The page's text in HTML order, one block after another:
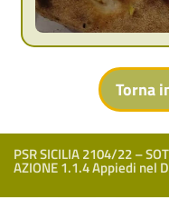
PSR SICILIA 2104/22 –
AZIONE 1.1.4 Appiedi nel